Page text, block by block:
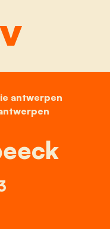
antwerpen
verbeeck